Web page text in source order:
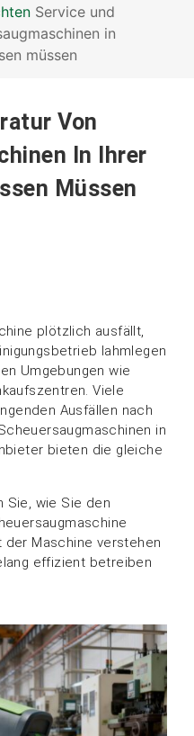
Service und
in
müssen
Von
In Ihrer
Müssen
plötzlich ausfällt,
lahmlegen
Umgebungen wie
Viele
Ausfällen nach
in
bieten die gleiche
Sie, wie Sie den
Maschine verstehen
effizient betreiben